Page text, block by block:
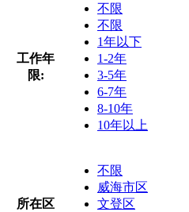
工作年
限:
不限
不限
1年以下
1-2年
3-5年
6-7年
8-10年
10年以上
所在区
不限
威海市区
文登区